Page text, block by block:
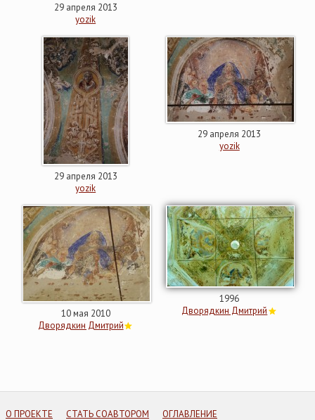
29 апреля 2013
yozik
29 апреля 2013
yozik
29 апреля 2013
yozik
10 мая 2010
Дворядкин Дмитрий
1996
Дворядкин Дмитрий
О ПРОЕКТЕ СТАТЬ СОАВТОРОМ ОГЛАВЛЕНИЕ